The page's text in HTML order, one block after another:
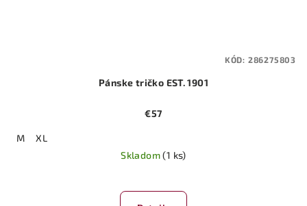
Pánske tričko EST. 1901
€57
M
XL
Skladom(1 ks)
KÓD: 286275803